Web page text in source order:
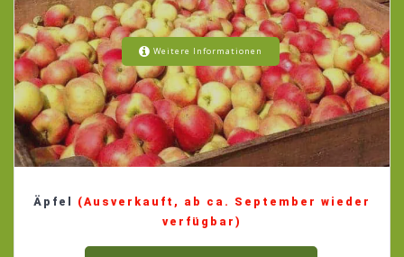
Weitere Informationen
Äpfel (Ausverkauft, ab ca. September wieder
verfügbar)